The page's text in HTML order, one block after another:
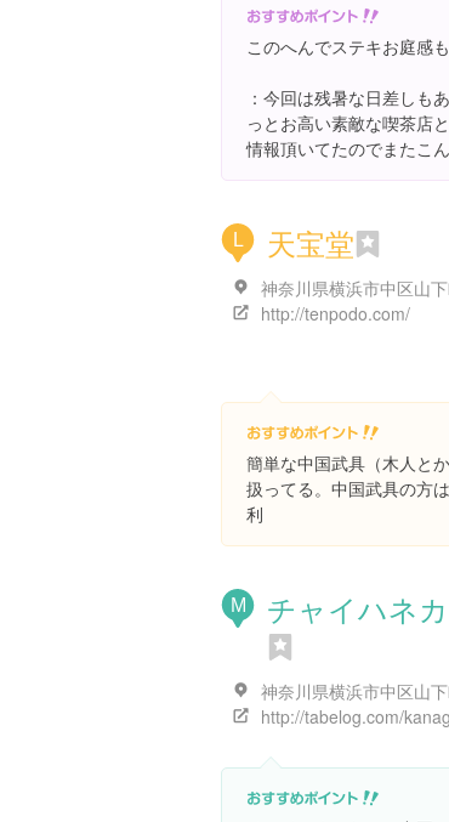
このへんでステキお庭感
：今回は残暑な日差しも
っとお高い素敵な喫茶店
情報頂いてたのでまたこ
L 天宝堂
神奈川県横浜市中区山
http://tenpodo.com/
簡単な中国武具（木人と
扱ってる。中国武具の方
利
M チャイハネ